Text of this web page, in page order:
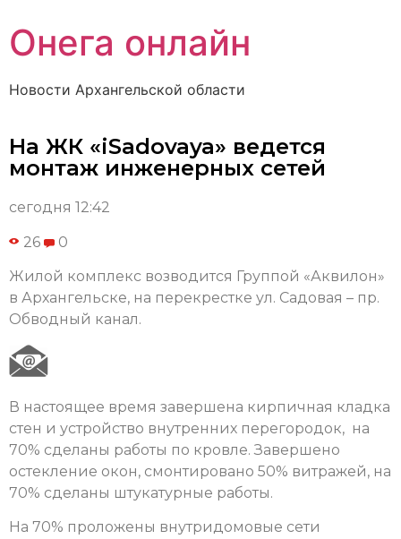
Онега онлайн
Новости Архангельской области
На ЖК «iSadovaya» ведется
монтаж инженерных сетей
сегодня 12:42
26 0
Жилой комплекс возводится Группой «Аквилон»
в Архангельске, на перекрестке ул. Садовая – пр.
Обводный канал.
В настоящее время завершена кирпичная кладка
стен и устройство внутренних перегородок, на
70% сделаны работы по кровле. Завершено
остекление окон, смонтировано 50% витражей, на
70% сделаны штукатурные работы.
На 70% проложены внутридомовые сети